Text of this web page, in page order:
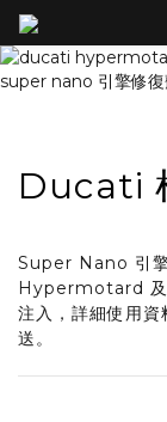
Ducati
Super Nano 引
Hypermotard 及
注入，詳細使用資
送。